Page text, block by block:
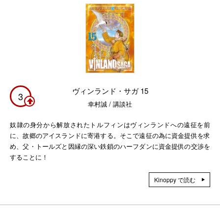
3 ヴィンランド・サガ 15
幸村誠 / 講談社
奴隷の身分から解放されたトルフィンはヴィンランドへの遠征を前
に、故郷のアイスランドに寄港する。そこで遠征の為に資金提供を求
め、父・トールズと因縁の深い鉄鎖のハーフダンに資金提供の交渉を
することに！
Kinoppy で読む